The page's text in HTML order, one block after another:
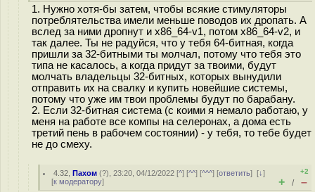
1. Нужно хотя-бы затем, чтобы всякие стимуляторы
потреблятельства имели меньше поводов их дропать. А
вслед за ними дропнут и x86_64-v1, потом x86_64-v2, и
так далее. Ты не радуйся, что у тебя 64-битная, когда
пришли за 32-битными ты молчал, потому что тебя это
типа не касалось, а когда придут за твоими, будут
молчать владельцы 32-битных, которых вынудили
отправить их на свалку и купить новейшие системы,
потому что уже им твои проблемы будут по барабану.
2. Если 32-битная система (с коими я немало работаю, у
меня на работе все компы на селеронах, а дома есть
третий пень в рабочем состоянии) - у тебя, то тебе будет
не до смеху.
4.32 ,Пахом (?), 23:20, 04/12/2022 [^] [^^] [^^^] [ответить][↓]
[к модератору]
+2
+ / –